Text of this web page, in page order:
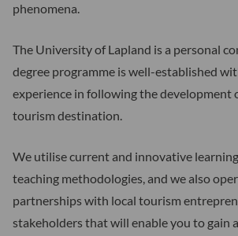
phenomena.
The University of Lapland is a personal
degree programme is well-established
experience in following the development
tourism destination.
We utilise current and innovative
teaching methodologies, and we also
partnerships with local tourism
stakeholders that will enable you to gain